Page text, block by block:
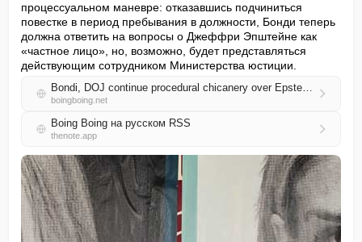
процессуальном маневре: отказавшись подчиниться
повестке в период пребывания в должности, Бонди теперь
должна ответить на вопросы о Джеффри Эпштейне как
«частное лицо», но, возможно, будет представляться
действующим сотрудником Министерства юстиции.
Bondi, DOJ continue procedural chicanery over Epstein questions
boingboing.net
Boing Boing на русском RSS
thenote.app